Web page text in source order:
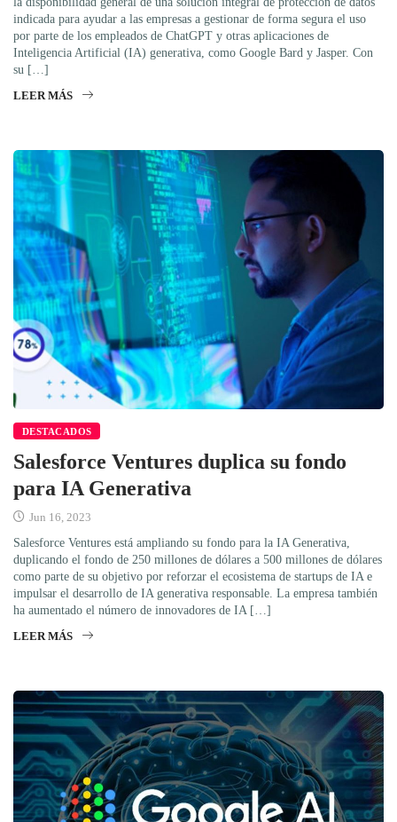
indicada para ayudar a las empresas a gestionar de forma segura el uso
por parte de los empleados de ChatGPT y otras aplicaciones de
Inteligencia Artificial (IA) generativa, como Google Bard y Jasper. Con
su […]
LEER MÁS
DESTACADOS
Salesforce Ventures duplica su fondo
para IA Generativa
Jun 16, 2023
Salesforce Ventures está ampliando su fondo para la IA Generativa,
duplicando el fondo de 250 millones de dólares a 500 millones de dólares
como parte de su objetivo por reforzar el ecosistema de startups de IA e
impulsar el desarrollo de IA generativa responsable. La empresa también
ha aumentado el número de innovadores de IA […]
LEER MÁS